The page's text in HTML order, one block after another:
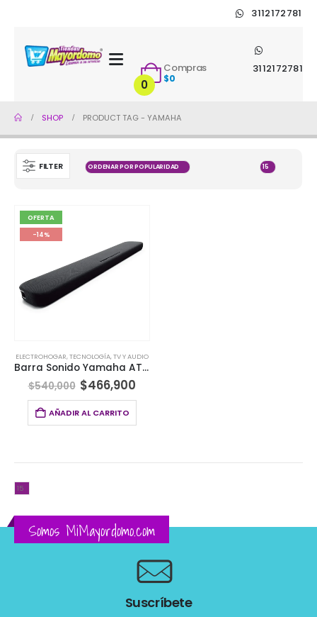
3112172781
3112172781
0
Compras
$0
SHOP PRODUCT TAG -YAMAHA
FILTER
OFERTA
-14%
ELECTROHOGAR,TECNOLOGÍA,TV Y AUDIO
Barra Sonido Yamaha ATS-1090 con Alexa integrada
$540,000 $466,900
AÑADIR AL CARRITO
Somos MiMayordomo.com
Suscríbete